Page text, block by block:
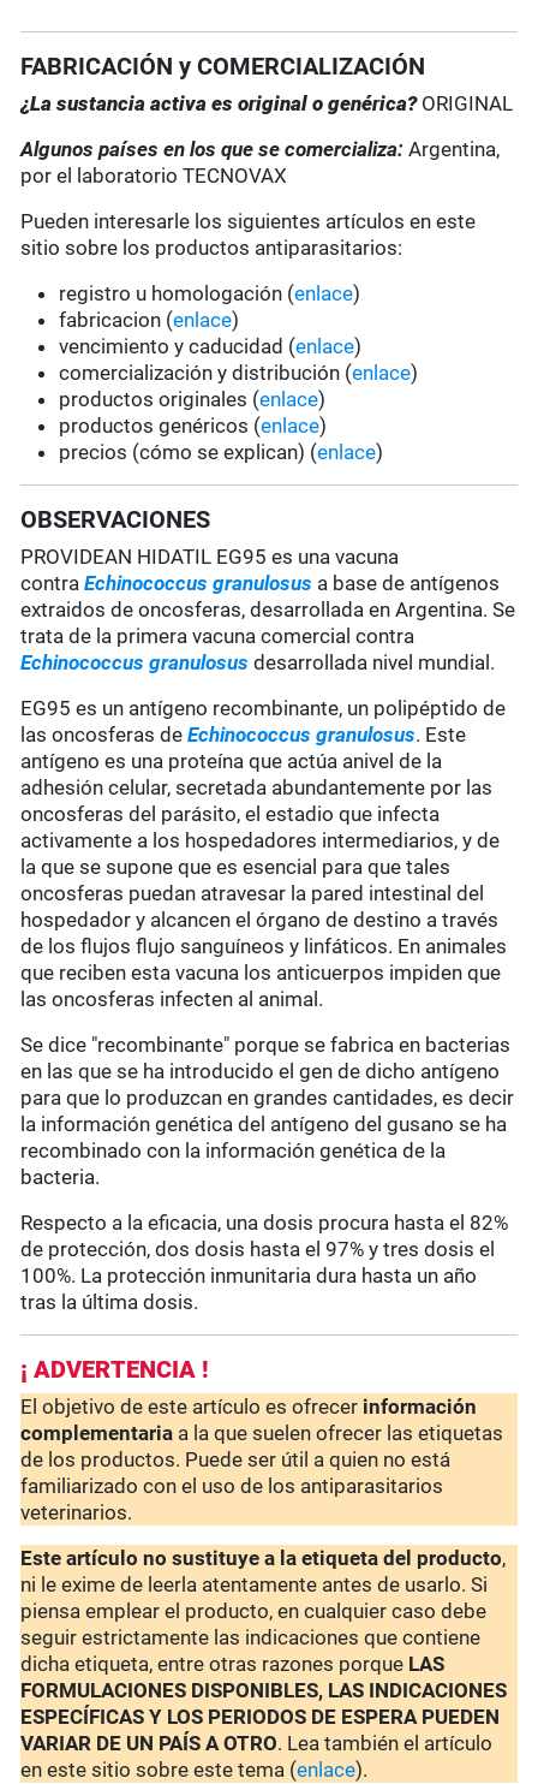
FABRICACIÓN y COMERCIALIZACIÓN
¿La sustancia activa es original o genérica? ORIGINAL
Algunos países en los que se comercializa:Argentina,
por el laboratorio TECNOVAX
Pueden interesarle los siguientes artículos en este
sitio sobre los productos antiparasitarios:
registro u homologación (enlace)
fabricacion (enlace)
vencimiento y caducidad (enlace)
comercialización y distribución (enlace)
productos originales (enlace)
productos genéricos (enlace)
precios (cómo se explican) (enlace)
OBSERVACIONES
PROVIDEAN HIDATIL EG95 es una vacuna
contraEchinococcus granulosus a base de antígenos
extraidos de oncosferas, desarrollada en Argentina. Se
trata de la primera vacuna comercial contra
Echinococcus granulosus desarrollada nivel mundial.
EG95 es un antígeno recombinante, un polipéptido de
las oncosferas deEchinococcus granulosus. Este
antígeno es una proteína que actúa anivel de la
adhesión celular, secretada abundantemente por las
oncosferas del parásito, el estadio que infecta
activamente a los hospedadores intermediarios, y de
la que se supone que es esencial para que tales
oncosferas puedan atravesar la pared intestinal del
hospedador y alcancen el órgano de destino a través
de los flujos flujo sanguíneos y linfáticos. En animales
que reciben esta vacuna los anticuerpos impiden que
las oncosferas infecten al animal.
Se dice "recombinante" porque se fabrica en bacterias
en las que se ha introducido el gen de dicho antígeno
para que lo produzcan en grandes cantidades, es decir
la información genética del antígeno del gusano se ha
recombinado con la información genética de la
bacteria.
Respecto a la eficacia, una dosis procura hasta el 82%
de protección, dos dosis hasta el 97% y tres dosis el
100%. La protección inmunitaria dura hasta un año
tras la última dosis.
¡ ADVERTENCIA !
El objetivo de este artículo es ofrecer información
complementaria a la que suelen ofrecer las etiquetas
de los productos. Puede ser útil a quien no está
familiarizado con el uso de los antiparasitarios
veterinarios.
Este artículo no sustituye a la etiqueta del producto,
ni le exime de leerla atentamente antes de usarlo. Si
piensa emplear el producto, en cualquier caso debe
seguir estrictamente las indicaciones que contiene
dicha etiqueta, entre otras razones porque LAS
FORMULACIONES DISPONIBLES, LAS INDICACIONES
ESPECÍFICAS Y LOS PERIODOS DE ESPERA PUEDEN
VARIAR DE UN PAÍS A OTRO. Lea también el artículo
en este sitio sobre este tema (enlace).